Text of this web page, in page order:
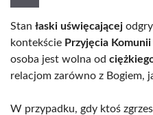
Stan łaski uświęcającej
kontekście Przyjęcia
osoba jest wolna od
relacjom zarówno z Bogiem,
W przypadku, gdy ktoś